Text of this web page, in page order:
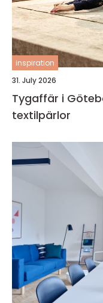
inspiration
31. July 2026
Tygaffär i
textilpärlor